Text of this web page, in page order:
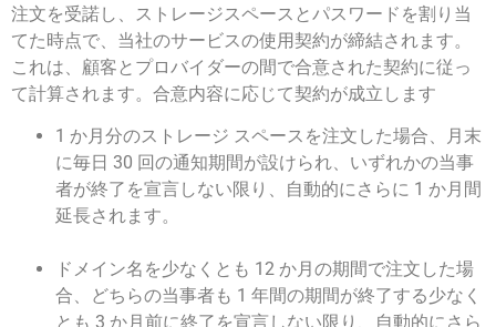
注文を受諾し、ストレージスペースとパスワードを割り当
てた時点で、当社のサービスの使用契約が締結されます。
これは、顧客とプロバイダーの間で合意された契約に従っ
て計算されます。合意内容に応じて契約が成立します
1 か月分のストレージ スペースを注文した場合、月末
に毎日 30 回の通知期間が設けられ、いずれかの当事
者が終了を宣言しない限り、自動的にさらに 1 か月間
延長されます。
ドメイン名を少なくとも 12 か月の期間で注文した場
合、どちらの当事者も 1 年間の期間が終了する少なく
とも 3 か月前に終了を宣言しない限り、自動的にさら